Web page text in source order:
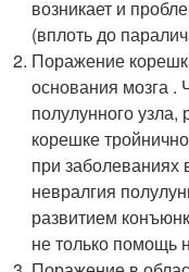
возникает и
(вплоть до
Поражение
основания мозга
полулунного
корешке
при заболеваниях
невралгия
развитием
не только помощь